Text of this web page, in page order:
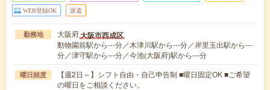
WEB登録OK 派遣
勤務地 大阪府大阪市西成区
動物園前駅から---分／木津川駅から---分／岸里玉出駅から---
分／津守駅から---分／今池(大阪府)駅から---分
曜日頻度
【週2日～】シフト自由・自己申告制 ■曜日固定OK ■ご希望
の曜日をご相談ください。